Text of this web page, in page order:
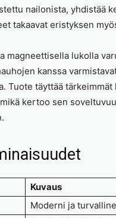
nailonista, yhdistää
takaavat eristyksen
magneettisella lukolla
kanssa
Tuote täyttää tärkeimmät
kertoo sen
Kuvaus
Moderni ja